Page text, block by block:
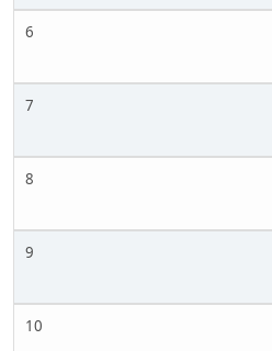
6
7
8
9
10